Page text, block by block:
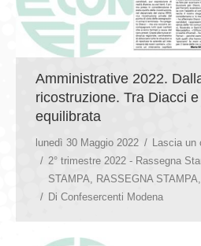
Amministrative 2022.
ricostruzione. Tra Diacci
equilibrata
lunedì 30 Maggio 2022
Lascia un
2° trimestre 2022 - Rassegna
STAMPA, RASSEGNA STAMPA,
Di Confesercenti Modena